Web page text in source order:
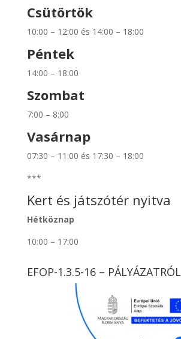
Csütörtök
10:00 – 12:00 és 14:00 – 18:00
Péntek
14:00 – 18:00
Szombat
7:00 – 8:00
Vasárnap
07:30 – 11:00 és 17:30 – 18:00
***
Kert és játszótér nyitva
Hétköznap
10:00 – 17:00
EFOP-1.3.5-16 – PÁLYÁZATRÓL